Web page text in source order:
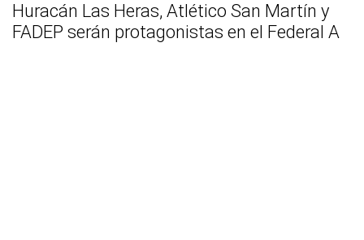
Huracán Las Heras, Atlético San Martín y
FADEP serán protagonistas en el Federal A